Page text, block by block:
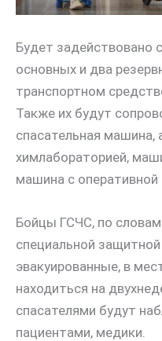
Будет задействовано
основных и два
транспортном
Также их будут
спасательная машина,
химлабораторией,
машина с оперативной
Бойцы ГСЧС, по
специальной
эвакуированные, в
находиться на
спасателями будут
пациентами, медики.